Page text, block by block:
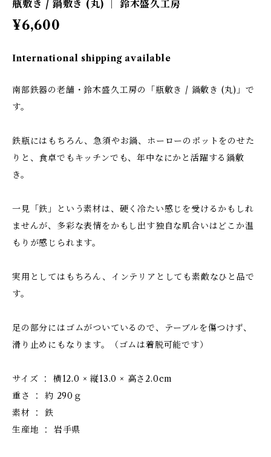
瓶敷き / 鍋敷き (丸) ｜ 鈴木盛久工房
¥6,600
International shipping available
南部鉄器の老舗・鈴木盛久工房の「瓶敷き / 鍋敷き (丸)」で
す。
鉄瓶にはもちろん、急須やお鍋、ホーローのポットをのせた
りと、食卓でもキッチンでも、年中なにかと活躍する鍋敷
き。
一見「鉄」という素材は、硬く冷たい感じを受けるかもしれ
ませんが、多彩な表情をかもし出す独自な肌合いはどこか温
もりが感じられます。
実用としてはもちろん、インテリアとしても素敵なひと品で
す。
足の部分にはゴムがついているので、テーブルを傷つけず、
滑り止めにもなります。（ゴムは着脱可能です）
サイズ ： 横12.0 × 縦13.0 × 高さ2.0cm
重さ ： 約 290ｇ
素材 ： 鉄
生産地 ： 岩手県